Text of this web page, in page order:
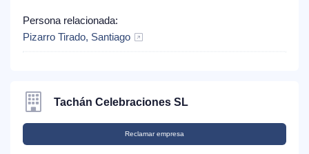
Persona relacionada:
Pizarro Tirado, Santiago
Tachán Celebraciones SL
Reclamar empresa